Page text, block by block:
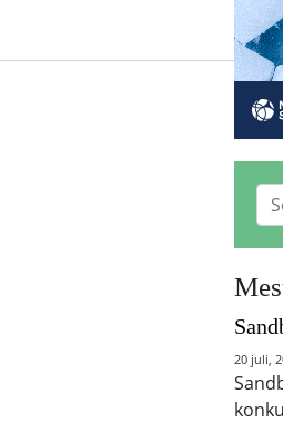
20 juli,